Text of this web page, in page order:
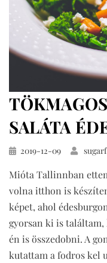
SALÁTA
Közzétéve
2019-12-09
Mióta Tallinnban
volna itthon is
képet, ahol
gyorsan ki is
én is összedobni. A
kutattam a fodros kel